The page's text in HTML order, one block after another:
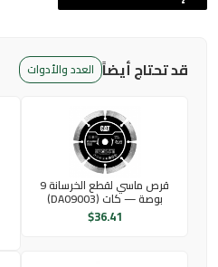
قد تحتاج أيضاً العدد والأدوات
قرص ماسي لقطع الخرسانة 9
بوصة — كات (DA09003)
$36.41